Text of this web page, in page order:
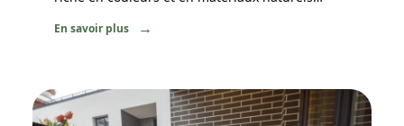
En savoir plus